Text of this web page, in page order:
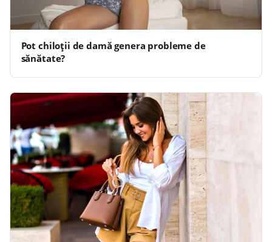
Pot chiloții de damă genera probleme de
sănătate?